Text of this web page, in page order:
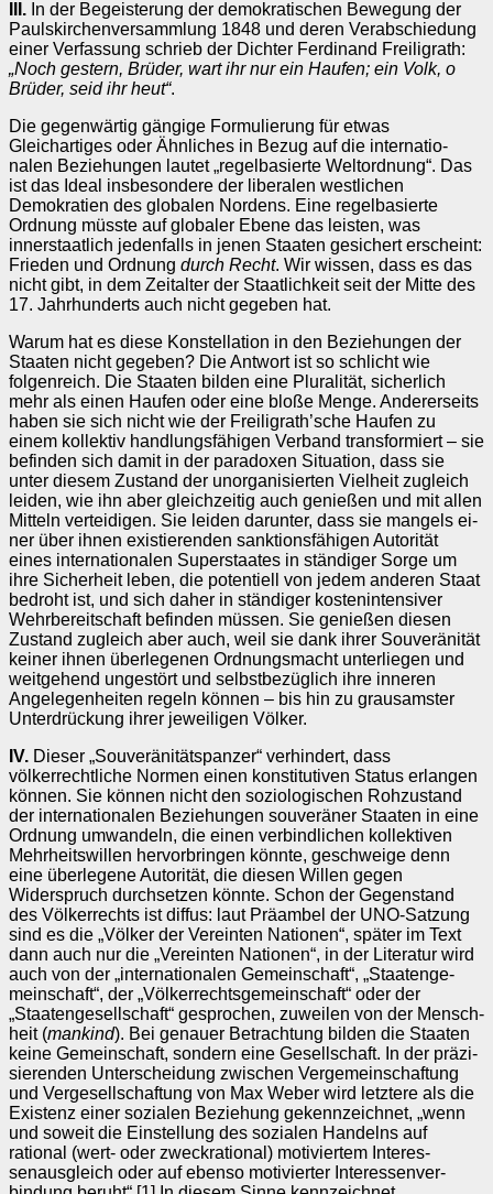
III. In der Begeisterung der demokratischen Bewegung der
Paulskirchenversammlung 1848 und deren Ver­abschiedung
einer Verfassung schrieb der Dichter Fer­di­­nand Frei­li­grath:
„Noch gestern, Brüder, wart ihr nur ein Haufen; ein Volk, o
Brüder, seid ihr heut“.
Die gegenwärtig gängige Formulierung für etwas
Gleichartiges oder Ähnliches in Bezug auf die inter­na­tio­
nalen Beziehungen lautet „regelbasierte Weltord­nung“. Das
ist das Ideal ins­besondere der liberalen westlichen
Demokratien des globalen Nordens. Eine regelbasierte
Ordnung müsste auf globaler Ebene das leisten, was
innerstaatlich jedenfalls in jenen Staaten gesichert erscheint:
Frie­den und Ordnung durch Recht. Wir wissen, dass es das
nicht gibt, in dem Zeitalter der Staatlichkeit seit der Mitte des
17. Jahrhunderts auch nicht gegeben hat.
Warum hat es diese Konstellation in den Beziehungen der
Staaten nicht gege­ben? Die Antwort ist so schlicht wie
folgenreich. Die Staaten bilden eine Plura­lität, sicherlich
mehr als einen Haufen oder eine bloße Menge. Andererseits
haben sie sich nicht wie der Freiligrath’sche Haufen zu
einem kollektiv hand­lungsfähigen Ver­band transformiert – sie
befinden sich damit in der paradoxen Situation, dass sie
unter diesem Zustand der unorganisierten Vielheit zugleich
leiden, wie ihn aber gleichzeitig auch genießen und mit allen
Mitteln verteidi­gen. Sie leiden darunter, dass sie mangels ei­
ner über ihnen existierenden sanktionsfähigen Autorität
eines in­ter­na­tionalen Superstaates in ständiger Sorge um
ihre Sicher­heit leben, die potentiell von jedem anderen Staat
bedroht ist, und sich daher in ständiger kostenintensiver
Wehrbereitschaft befinden müssen. Sie genießen diesen
Zustand zugleich aber auch, weil sie dank ihrer Souveränität
keiner ihnen überlegenen Ordnungsmacht unterliegen und
weitgehend ungestört und selbstbezüglich ihre inneren
Angele­gen­heiten regeln können – bis hin zu grausamster
Unter­drückung ihrer jeweiligen Völker.
IV. Dieser „Souveränitätspanzer“ verhindert, dass
völkerrechtliche Normen einen konstitutiven Status erlangen
können. Sie können nicht den soziologischen Roh­­­zustand
der internationalen Beziehungen souveräner Staaten in eine
Ord­nung umwandeln, die einen verbindlichen kollektiven
Mehrheitswillen hervor­bringen könnte, geschweige denn
eine überlegene Autorität, die diesen Willen gegen
Widerspruch durchsetzen könnte. Schon der Gegenstand
des Völ­ker­rechts ist diffus: laut Präambel der UNO-Sat­zung
sind es die „Völker der Ver­einten Natio­nen“, später im Text
dann auch nur die „Vereinten Natio­nen“, in der Li­tera­tur wird
auch von der „inter­na­tionalen Gemeinschaft“, „Staa­ten­ge­
mein­schaft“, der „Völkerrechtsgemeinschaft“ oder der
„Staaten­gesellschaft“ gesprochen, zuweilen von der Mensch­
heit (man­kind). Bei genauer Betrachtung bilden die Staaten
keine Gemein­schaft, sondern eine Gesellschaft. In der präzi­
sierenden Unterscheidung zwischen Vergemeinschaftung
und Vergesell­scha­ftung von Max Weber wird letztere als die
Existenz einer sozialen Beziehung gekennzeichnet, „wenn
und soweit die Einstellung des sozialen Handelns auf
rational (wert- oder zweckra­tional) motiviertem Interes­
senaus­gleich oder auf ebenso motivierter Interes­sen­ver­